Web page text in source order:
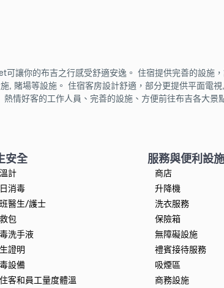
可讓你的布吉之行感受舒適安逸。 住宿提供完善的設
, 賭場等設施。 住宿客房設計舒適，部分更提供平面電
情好客的工作人員、完善的設施、方便前往布吉各大景
安全
計
消毒
醫生/護士
包
洗手液
證明
設備
客和員工量度體溫
服務與便利設施
商店
升降機
洗衣服務
保險箱
無障礙設施
禮賓接待服務
吸煙區
商務設施